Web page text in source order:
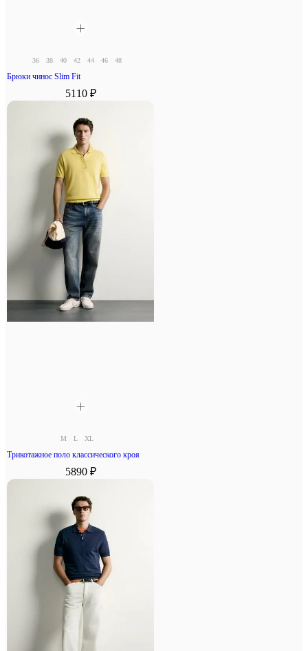
36 38 40 42 44 46 48
Брюки чинос Slim Fit
5110 ₽
M L XL
Трикотажное поло классического кроя
5890 ₽